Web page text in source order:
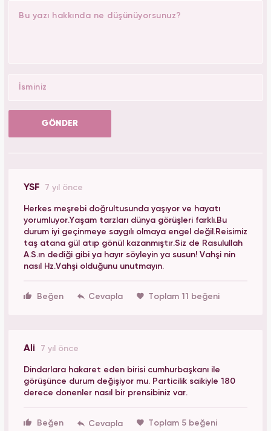
GÖNDER
YSF 7 yıl önce
Herkes meşrebi doğrultusunda yaşıyor ve hayatı
yorumluyor.Yaşam tarzları dünya görüşleri farklı.Bu
durum iyi geçinmeye saygılı olmaya engel değil.Reisimiz
taş atana gül atıp gönül kazanmıştır.Siz de Rasulullah
A.S.ın dediği gibi ya hayır söyleyin ya susun! Vahşi nin
nasıl Hz.Vahşi olduğunu unutmayın.
Beğen Toplam 11 beğeni
Ali 7 yıl önce
Dindarlara hakaret eden birisi cumhurbaşkanı ile
görüşünce durum değişiyor mu. Particilik saikiyle 180
derece donenler nasıl bir prensibiniz var.
Beğen Toplam 5 beğeni